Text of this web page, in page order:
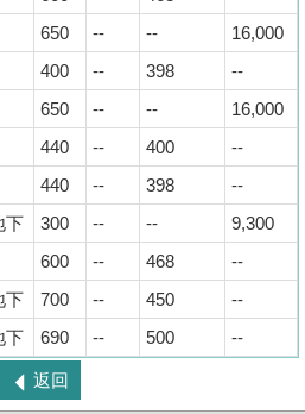
650 -- --
16,000
400 -- 398
--
650 -- --
16,000
440 -- 400
--
440 -- 398
--
下 300 -- --
9,300
600 -- 468
--
下 700 -- 450
--
下 690 -- 500 --
返回